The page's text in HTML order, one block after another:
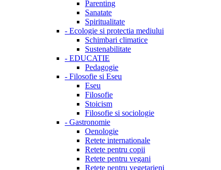
Parenting
Sanatate
Spiritualitate
- Ecologie si protectia mediului
Schimbari climatice
Sustenabilitate
- EDUCATIE
Pedagogie
- Filosofie si Eseu
Eseu
Filosofie
Stoicism
Filosofie si sociologie
- Gastronomie
Oenologie
Retete internationale
Retete pentru copii
Retete pentru vegani
Retete pentru vegetarieni